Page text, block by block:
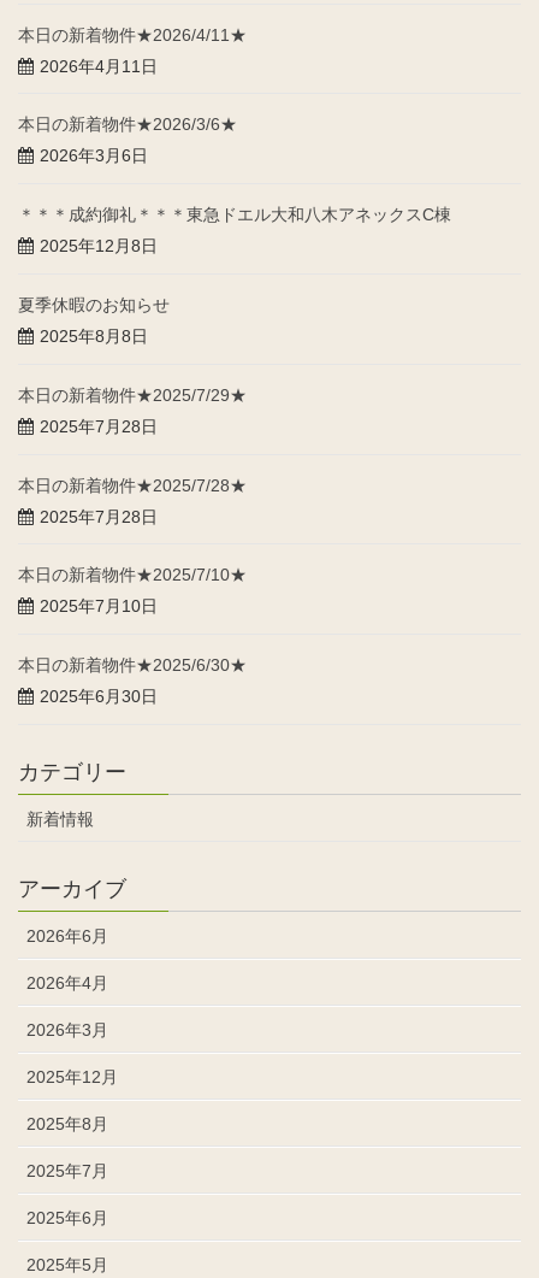
本日の新着物件★2026/4/11★
2026年4月11日
本日の新着物件★2026/3/6★
2026年3月6日
＊＊＊成約御礼＊＊＊東急ドエル大和八木アネックスC棟
2025年12月8日
夏季休暇のお知らせ
2025年8月8日
本日の新着物件★2025/7/29★
2025年7月28日
本日の新着物件★2025/7/28★
2025年7月28日
本日の新着物件★2025/7/10★
2025年7月10日
本日の新着物件★2025/6/30★
2025年6月30日
カテゴリー
新着情報
アーカイブ
2026年6月
2026年4月
2026年3月
2025年12月
2025年8月
2025年7月
2025年6月
2025年5月